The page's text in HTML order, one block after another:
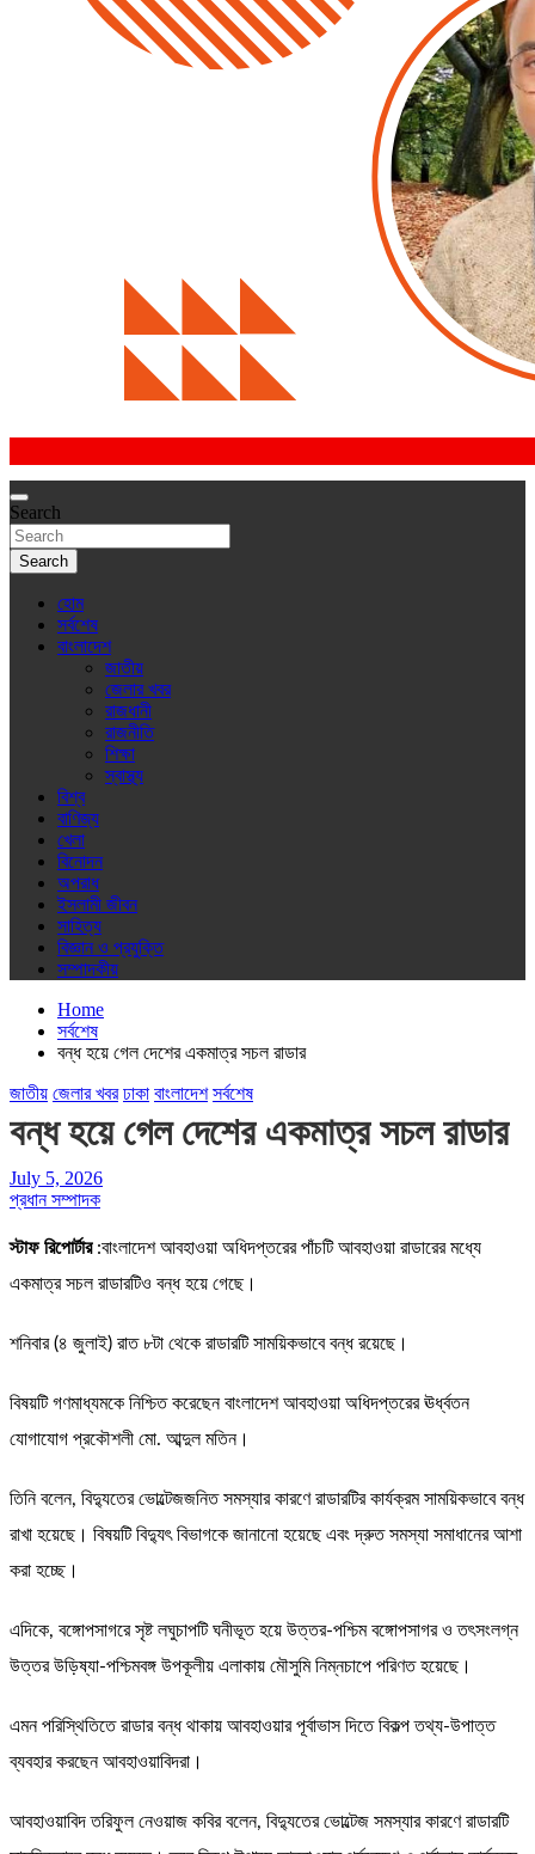
Search
Search
হোম
সর্বশেষ
বাংলাদেশ
জাতীয়
জেলার খবর
রাজধানী
রাজনীতি
শিক্ষা
স্বাস্থ্য
বিশ্ব
বাণিজ্য
খেলা
বিনোদন
অপরাধ
ইসলামী জীবন
সাহিত্য
বিজ্ঞান ও প্রযুক্তি
সম্পাদকীয়
Home
সর্বশেষ
বন্ধ হয়ে গেল দেশের একমাত্র সচল রাডার
জাতীয় জেলার খবর ঢাকা বাংলাদেশ সর্বশেষ
বন্ধ হয়ে গেল দেশের একমাত্র সচল রাডার
July 5, 2026
প্রধান সম্পাদক
স্টাফ রিপোর্টার :বাংলাদেশ আবহাওয়া অধিদপ্তরের পাঁচটি আবহাওয়া রাডারের মধ্যে
একমাত্র সচল রাডারটিও বন্ধ হয়ে গেছে।
শনিবার (৪ জুলাই) রাত ৮টা থেকে রাডারটি সাময়িকভাবে বন্ধ রয়েছে।
বিষয়টি গণমাধ্যমকে নিশ্চিত করেছেন বাংলাদেশ আবহাওয়া অধিদপ্তরের ঊর্ধ্বতন
যোগাযোগ প্রকৌশলী মো. আব্দুল মতিন।
তিনি বলেন, বিদ্যুতের ভোল্টেজজনিত সমস্যার কারণে রাডারটির কার্যক্রম সাময়িকভাবে বন্ধ
রাখা হয়েছে। বিষয়টি বিদ্যুৎ বিভাগকে জানানো হয়েছে এবং দ্রুত সমস্যা সমাধানের আশা
করা হচ্ছে।
এদিকে, বঙ্গোপসাগরে সৃষ্ট লঘুচাপটি ঘনীভূত হয়ে উত্তর-পশ্চিম বঙ্গোপসাগর ও তৎসংলগ্ন
উত্তর উড়িষ্যা-পশ্চিমবঙ্গ উপকূলীয় এলাকায় মৌসুমি নিম্নচাপে পরিণত হয়েছে।
এমন পরিস্থিতিতে রাডার বন্ধ থাকায় আবহাওয়ার পূর্বাভাস দিতে বিকল্প তথ্য-উপাত্ত
ব্যবহার করছেন আবহাওয়াবিদরা।
আবহাওয়াবিদ তরিফুল নেওয়াজ কবির বলেন, বিদ্যুতের ভোল্টেজ সমস্যার কারণে রাডারটি